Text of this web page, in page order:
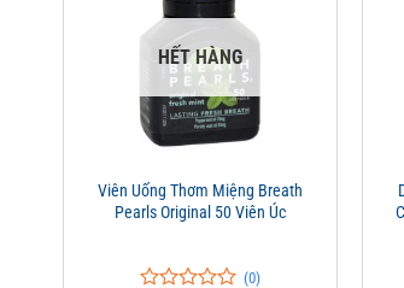
HẾT HÀNG
Viên Uống Thơm Miệng Breath
Pearls Original 50 Viên Úc
(0)